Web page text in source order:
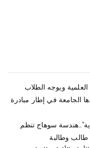
ويوجه الطلاب
الجامعة في إطار مبادرة
سوهاج تنظم